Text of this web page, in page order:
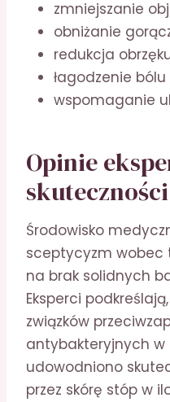
zmniejszanie
obniżanie
redukcja
łagodzenie
wspomaganie
Opinie
skuteczności
Środowisko
sceptycyzm wobec
na brak solidnych
Eksperci
związków
antybakteryjnych w
udowodniono
przez skórę stóp w